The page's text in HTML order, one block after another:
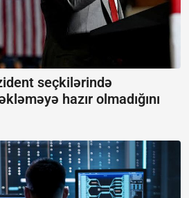
seçkilərində
hazır olmadığını